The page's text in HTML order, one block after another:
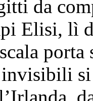
da
Elisi, lì